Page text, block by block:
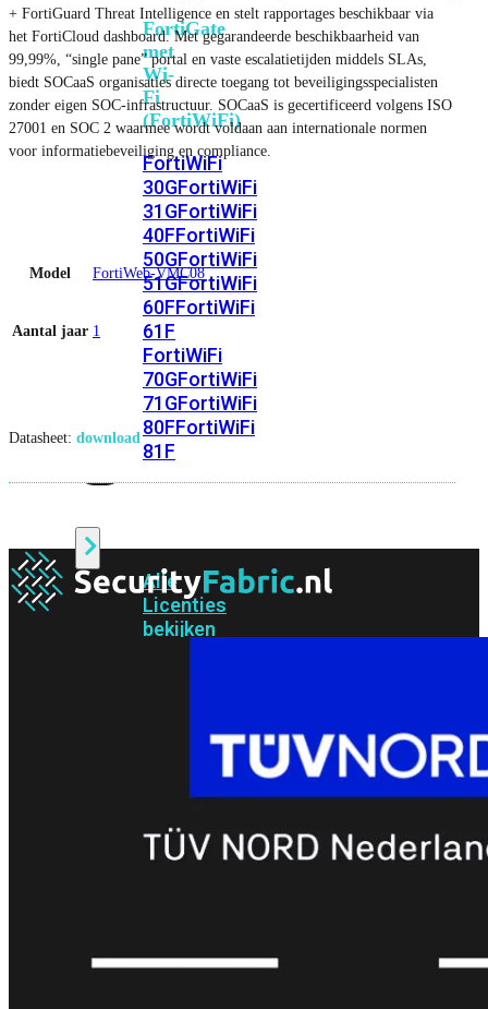
FortiGate
met
Wi-
Fi
(FortiWiFi)
FortiWiFi
30GFortiWiFi
31GFortiWiFi
40FFortiWiFi
50GFortiWiFi
51GFortiWiFi
60FFortiWiFi
61F
FortiWiFi
70GFortiWiFi
71GFortiWiFi
80FFortiWiFi
81F
Alle
Licenties
bekijken
FortiCare
FortiCare
FortiCare
Upgrades
FortiCare
+ FortiGuard Threat Intelligence en stelt rapportages beschikbaar via
het FortiCloud dashboard. Met gegarandeerde beschikbaarheid van
99,99%, “single pane” portal en vaste escalatietijden middels SLAs,
biedt SOCaaS organisaties directe toegang tot beveiligingsspecialisten
zonder eigen SOC-infrastructuur. SOCaaS is gecertificeerd volgens ISO
27001 en SOC 2 waarmee wordt voldaan aan internationale normen
voor informatiebeveiliging en compliance.
Model FortiWeb-VMC08
Aantal jaar 1
Datasheet: download